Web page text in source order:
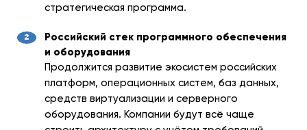
стратегическая программа.
Российский стек программного обеспечения
и оборудования
Продолжится развитие экосистем российских
платформ, операционных систем, баз данных,
средств виртуализации и серверного
оборудования. Компании будут всё чаще